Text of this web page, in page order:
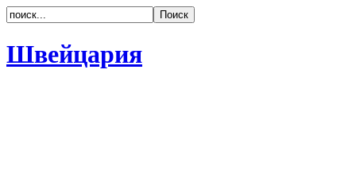
Швейцария